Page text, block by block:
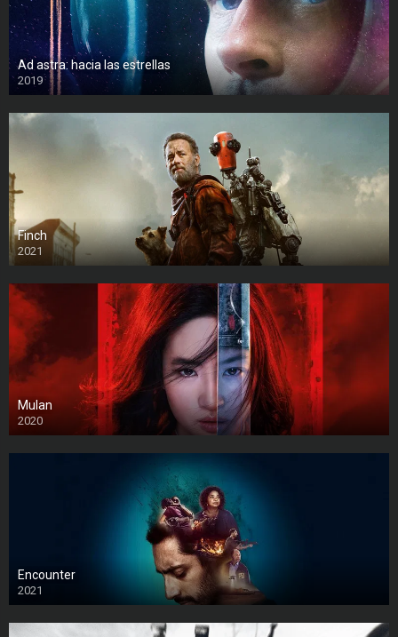
Ad astra: hacia las estrellas
2019
Finch
2021
Mulan
2020
Encounter
2021